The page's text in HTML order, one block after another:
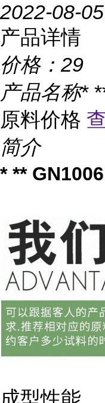
2022-08-05
产品详情
价格： 29
产品名称*
原料价格
简介
* **
成型性能